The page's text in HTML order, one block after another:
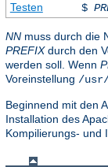
Testen
$
NN muss durch die
PREFIXdurch den
werden soll. Wenn
Voreinstellung /
Beginnend mit den
Installation des
Kompilierungs- und